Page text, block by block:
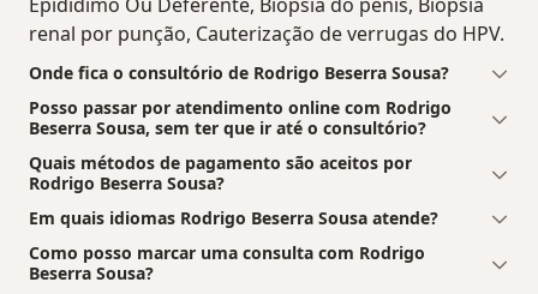
renal por punção, Cauterização de verrugas do HPV.
Onde fica o consultório de Rodrigo Beserra Sousa?
Posso passar por atendimento online com Rodrigo
Beserra Sousa, sem ter que ir até o consultório?
Quais métodos de pagamento são aceitos por
Rodrigo Beserra Sousa?
Em quais idiomas Rodrigo Beserra Sousa atende?
Como posso marcar uma consulta com Rodrigo
Beserra Sousa?